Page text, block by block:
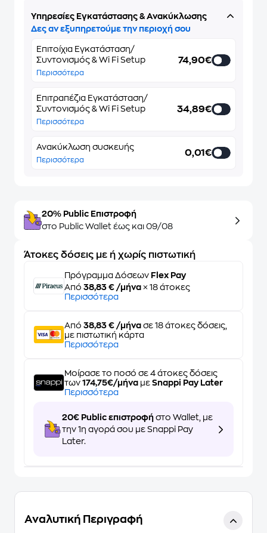
Υπηρεσίες Εγκατάστασης & Ανακύκλωσης
Δες αν εξυπηρετούμε την περιοχή σου
Επιτοίχια Εγκατάσταση/
Συντονισμός & Wi Fi Setup
Περισσότερα
74,90€
Επιτραπέζια Εγκατάσταση/
Συντονισμός & Wi Fi Setup
Περισσότερα
34,89€
Ανακύκλωση συσκευής
Περισσότερα
0,01€
20% Public Επιστροφή
στο Public Wallet έως και 09/08
Άτοκες δόσεις με ή χωρίς πιστωτική
Πρόγραμμα Δόσεων Flex Pay
Από 38,83 € /μήνα × 18 άτοκες
Περισσότερα
Από 38,83 € /μήνα σε 18 άτοκες δόσεις,
με πιστωτική κάρτα
Περισσότερα
Μοίρασε το ποσό σε 4 άτοκες δόσεις
των 174,75€/μήνα με Snappi Pay Later
Περισσότερα
20€ Public επιστροφή στο Wallet, με
την 1η αγορά σου με Snappi Pay
Later.
Αναλυτική Περιγραφή